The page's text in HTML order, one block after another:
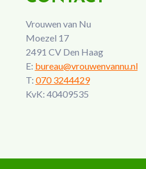
Vrouwen van Nu
Moezel 17
2491 CV Den Haag
E: bureau@vrouwenvannu.nl
T: 070 3244429
KvK: 40409535